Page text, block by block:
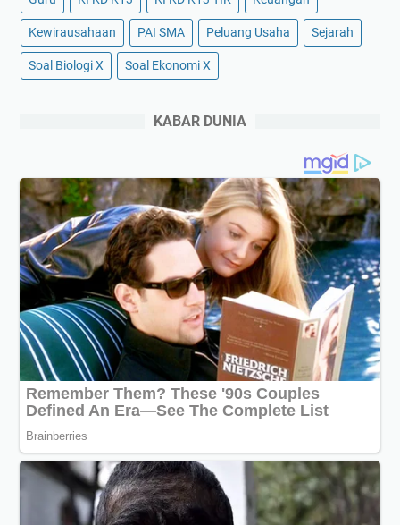
Kewirausahaan PAI SMA Peluang Usaha Sejarah
Soal Biologi X Soal Ekonomi X
KABAR DUNIA